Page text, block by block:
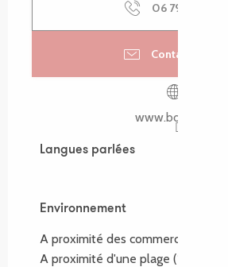
06 79 81 60
Contactez-nous
www.boiseon.fr
Langues parlées
Langues parlées
Environnement
Environnement
A proximité des commerces
A proximité d'une plage (1.5km)